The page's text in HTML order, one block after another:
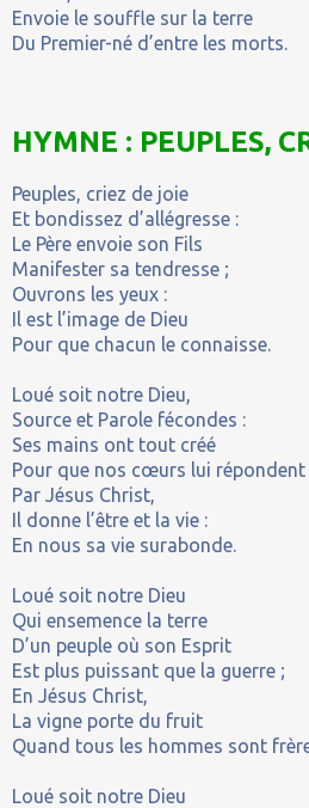
Envoie le souffle sur la terre
Du Premier-né d’entre les morts.
HYMNE : PEUPLES,
Peuples, criez de joie
Et bondissez d’allégresse :
Le Père envoie son Fils
Manifester sa tendresse ;
Ouvrons les yeux :
Il est l’image de Dieu
Pour que chacun le connaisse.
Loué soit notre Dieu,
Source et Parole fécondes :
Ses mains ont tout créé
Pour que nos cœurs lui répondent
Par Jésus Christ,
Il donne l’être et la vie :
En nous sa vie surabonde.
Loué soit notre Dieu
Qui ensemence la terre
D’un peuple où son Esprit
Est plus puissant que la guerre ;
En Jésus Christ,
La vigne porte du fruit
Quand tous les hommes sont
Loué soit notre Dieu